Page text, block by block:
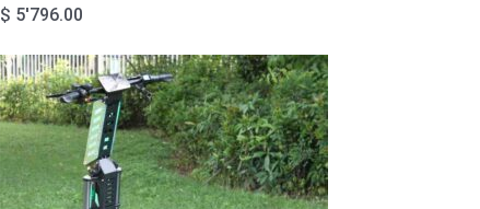
$ 5'796.00